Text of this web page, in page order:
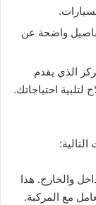
واضحة عن
الذي يقدم
احتياجاتك.
والخارج. هذا
مع المركبة.